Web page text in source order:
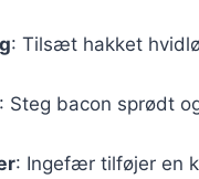
: Tilsæt hakket
: Steg bacon sprødt
: Ingefær tilføjer en